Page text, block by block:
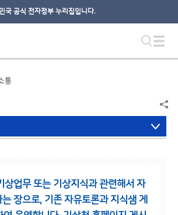
국 공식 전자정부 누리집입니다.
통
상업무 또는 기상지식과 관련해서 자
장으로, 기존 자유토론과 지식샘 게